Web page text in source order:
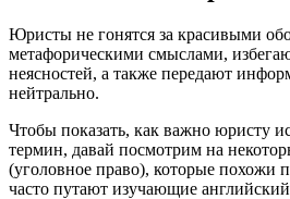
Юристы не гонятся за красивыми
метафорическими смыслами,
неясностей, а также передают
нейтрально.
Чтобы показать, как важно юристу
термин, давай посмотрим на
(уголовное право), которые похожи
часто путают изучающие